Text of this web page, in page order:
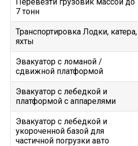
7 тонн
Транспортировка Лодки, катера,
яхты
Эвакуатор c ломаной /
сдвижной платформой
Эвакуатор с лебедкой и
платформой с аппарелями
Эвакуатор с лебедкой и
укороченной базой для
частичной погрузки авто